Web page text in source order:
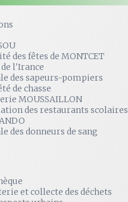
des fêtes de MONTCET
de l'Irance
des sapeurs-pompiers
de chasse
MOUSSAILLON
des restaurants scolaires
des donneurs de sang
et collecte des déchets